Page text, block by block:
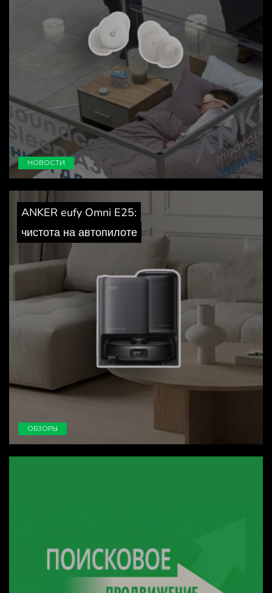
НОВОСТИ
ANKER eufy Omni E25:
чистота на автопилоте
ОБЗОРЫ